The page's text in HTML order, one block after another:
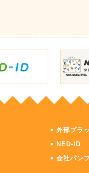
外部プラ
NED-ID
会社パン